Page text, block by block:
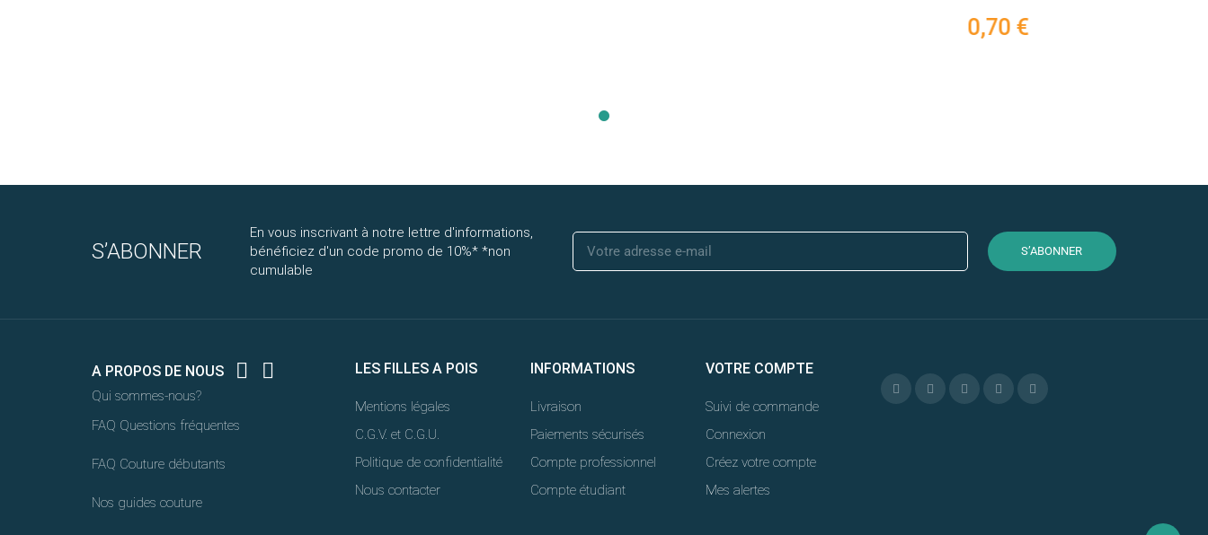
S’ABONNER
En vous inscrivant à notre lettre d'informations,
bénéficiez d'un code promo de 10%* *non
cumulable
S’ABONNER
A PROPOS DE NOUS  
Qui sommes-nous?
FAQ Questions fréquentes
FAQ Couture débutants
Nos guides couture
LES FILLES A POIS
Mentions légales
C.G.V. et C.G.U.
Politique de confidentialité
Nous contacter
INFORMATIONS
Livraison
Paiements sécurisés
Compte professionnel
Compte étudiant
VOTRE COMPTE
Suivi de commande
Connexion
Créez votre compte
Mes alertes